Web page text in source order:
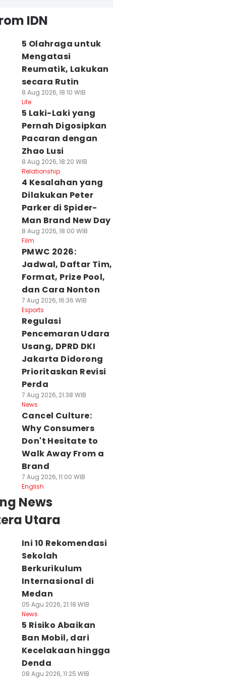
IDN
5 Olahraga untuk
Mengatasi
Reumatik, Lakukan
secara Rutin
8 Aug 2026, 18:10 WIB
Life
5 Laki-Laki yang
Pernah Digosipkan
Pacaran dengan
Zhao Lusi
8 Aug 2026, 18:20 WIB
Relationship
4 Kesalahan yang
Dilakukan Peter
Parker di Spider-
Man Brand New Day
8 Aug 2026, 18:00 WIB
Film
PMWC 2026:
Jadwal, Daftar Tim,
Format, Prize Pool,
dan Cara Nonton
7 Aug 2026, 16:36 WIB
Esports
Regulasi
Pencemaran Udara
Usang, DPRD DKI
Jakarta Didorong
Prioritaskan Revisi
Perda
7 Aug 2026, 21:38 WIB
News
Cancel Culture:
Why Consumers
Don't Hesitate to
Walk Away From a
Brand
7 Aug 2026, 11:00 WIB
English
News
Utara
Ini 10 Rekomendasi
Sekolah
Berkurikulum
Internasional di
Medan
05 Agu 2026, 21:18 WIB
News
5 Risiko Abaikan
Ban Mobil, dari
Kecelakaan hingga
Denda
08 Agu 2026, 11:25 WIB